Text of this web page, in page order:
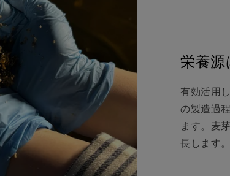
栄養
有効活用
の製造過
ます。麦
長します。